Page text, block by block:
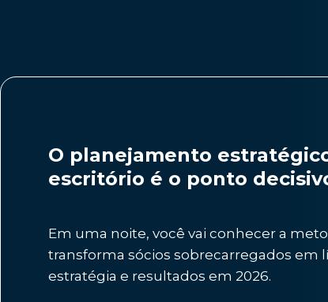
O planejamento
escritório é o ponto
Em uma noite, você vai conhecer a
transforma sócios sobrecarregados em
estratégia e resultados em 2026.